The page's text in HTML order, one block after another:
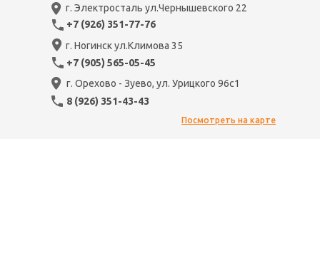
г. Ногинск ул.Климова 35
+7 (905) 565-05-45
г. Орехово - Зуево, ул. Урицкого 96с1
8 (926) 351-43-43
г. Электросталь ул.Чернышевского 22
+7 (926) 351-77-76
Посмотреть на карте